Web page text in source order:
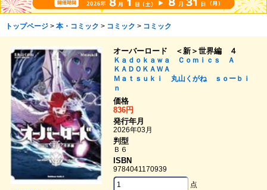
トップページ> 本・コミック > コミック > コミック
オーバーロード ＜新＞世界編 ４
Ｋａｄｏｋａｗａ Ｃｏｍｉｃｓ Ａ
ＫＡＤＯＫＡＷＡ
Ｍａｔｓｕｋｉ
丸山くがね
ｓｏーｂｉ
ｎ
価格
836円
発行年月
2026年03月
判型
Ｂ６
ISBN
9784041170939
点